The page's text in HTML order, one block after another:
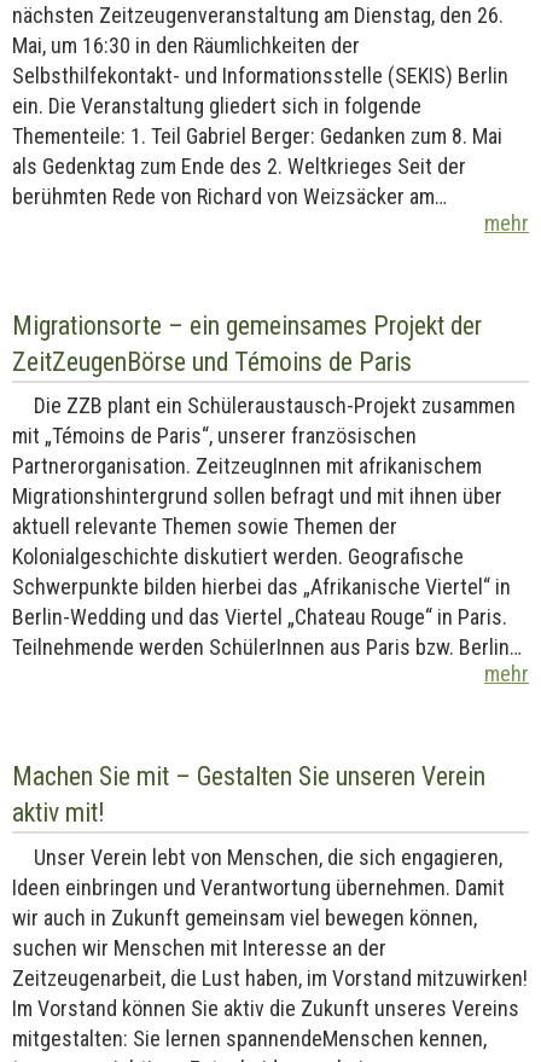
nächsten Zeitzeugenveranstaltung am Dienstag, den 26.
Mai, um 16:30 in den Räumlichkeiten der
Selbsthilfekontakt- und Informationsstelle (SEKIS) Berlin
ein. Die Veranstaltung gliedert sich in folgende
Thementeile: 1. Teil Gabriel Berger: Gedanken zum 8. Mai
als Gedenktag zum Ende des 2. Weltkrieges Seit der
berühmten Rede von Richard von Weizsäcker am…
mehr
Migrationsorte – ein gemeinsames Projekt der
ZeitZeugenBörse und Témoins de Paris
Die ZZB plant ein Schüleraustausch-Projekt zusammen
mit „Témoins de Paris“, unserer französischen
Partnerorganisation. ZeitzeugInnen mit afrikanischem
Migrationshintergrund sollen befragt und mit ihnen über
aktuell relevante Themen sowie Themen der
Kolonialgeschichte diskutiert werden. Geografische
Schwerpunkte bilden hierbei das „Afrikanische Viertel“ in
Berlin-Wedding und das Viertel „Chateau Rouge“ in Paris.
Teilnehmende werden SchülerInnen aus Paris bzw. Berlin…
mehr
Machen Sie mit – Gestalten Sie unseren Verein
aktiv mit!
Unser Verein lebt von Menschen, die sich engagieren,
Ideen einbringen und Verantwortung übernehmen. Damit
wir auch in Zukunft gemeinsam viel bewegen können,
suchen wir Menschen mit Interesse an der
Zeitzeugenarbeit, die Lust haben, im Vorstand mitzuwirken!
Im Vorstand können Sie aktiv die Zukunft unseres Vereins
mitgestalten: Sie lernen spannendeMenschen kennen,